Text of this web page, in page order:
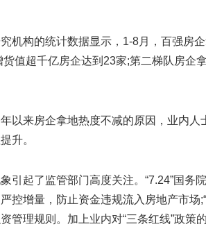
机构的统计数据显示，1-8月，百强房
货值超千亿房企达到23家;第二梯队房企
以来房企拿地热度不减的原因，业内
升。
引起了监管部门高度关注。“7.24”国
控增量，防止资金违规流入房地产市场
管理规则。加上业内对“三条红线”政策